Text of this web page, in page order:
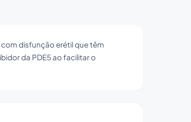
disfunção erétil que têm
da PDE5 ao facilitar o